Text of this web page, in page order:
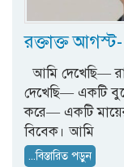
রক্তাক্ত
আমি দেখেছি—
দেখেছি— একটি
করে— একটি
বিবেক। আমি
...বিস্তারিত পড়ুন